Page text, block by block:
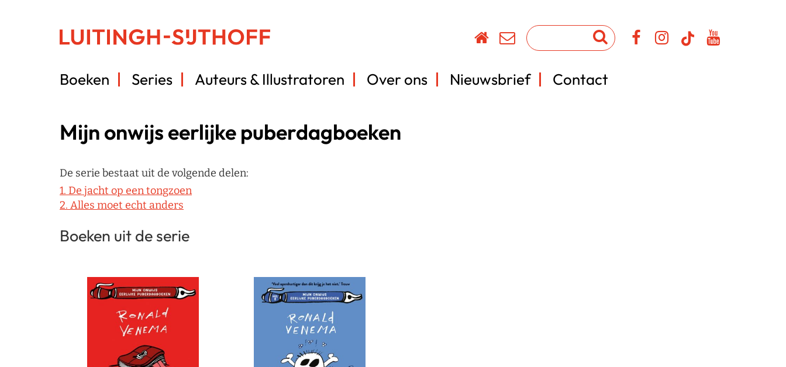
Boeken Series Auteurs & Illustratoren Over ons Nieuwsbrief Contact
Mijn onwijs eerlijke puberdagboeken
De serie bestaat uit de volgende delen:
1. De jacht op een tongzoen
2. Alles moet echt anders
Boeken uit de serie